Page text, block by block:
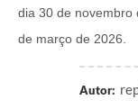
dia 30 de novembro
de março de 2026.
Autor: